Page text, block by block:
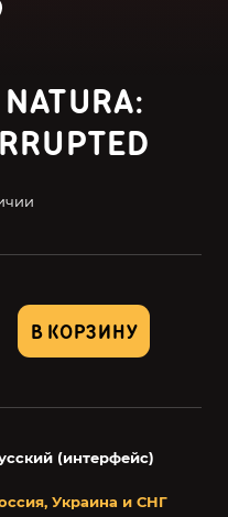
В КОРЗИНУ
(интерфейс)
Украина и СНГ